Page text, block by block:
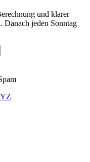
und klarer
jeden Sonntag
YZ